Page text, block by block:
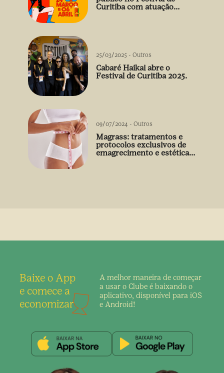
Curitiba com atuação
25/03/2025 - Outros
Cabaré Haikai abre o
Festival de Curitiba 2025.
09/07/2024 - Outros
Magrass: tratamentos e
protocolos exclusivos de
emagrecimento e estética
Baixe o App
e comece a
economizar
A melhor maneira de começar
a usar o Clube é baixando o
aplicativo, disponível para iOS
e Android!